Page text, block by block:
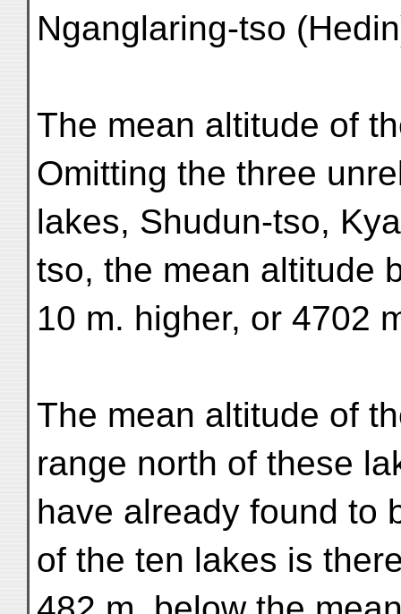
Nganglaring-tso
The mean altitude of
Omitting the three
lakes, Shudun-tso,
tso, the mean altitude
10 m. higher, or 4702
The mean altitude of
range north of these
have already found to
of the ten lakes is